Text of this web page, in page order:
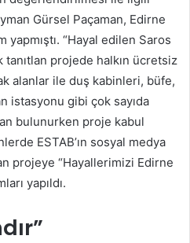
Gürsel Paçaman, Edirne
yapmıştı. “Hayal edilen Saros
tanıtlan projede halkın ücretsiz
alanlar ile duş kabinleri, büfe,
istasyonu gibi çok sayıda
bulunurken proje kabul
ESTAB’ın sosyal medya
projeye “Hayallerimizi Edirne
yapıldı.